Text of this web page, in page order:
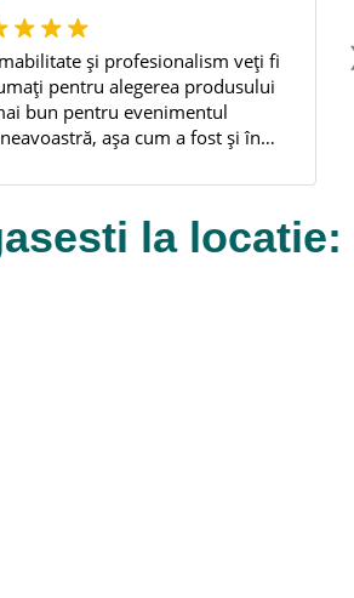
și profesionalism veți fi
pentru alegerea produsului
bun pentru evenimentul
așa cum a fost și în
la locatie: